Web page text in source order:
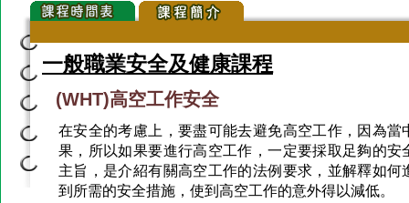
一般職業安全及健康課程
(WHT)高空工作安全
在安全的考慮上，要盡可能去避免高空工作，因為
果，所以如果要進行高空工作，一定要採取足夠的
主旨，是介紹有關高空工作的法例要求，並解釋如
到所需的安全措施，使到高空工作的意外得以減低。